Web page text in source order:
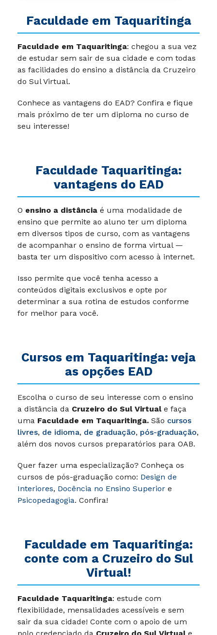
Faculdade em Taquaritinga
Faculdade em Taquaritinga: chegou a sua vez
de estudar sem sair de sua cidade e com todas
as facilidades do ensino a distância da Cruzeiro
do Sul Virtual.
Conhece as vantagens do EAD? Confira e fique
mais próximo de ter um diploma no curso de
seu interesse!
Faculdade Taquaritinga:
vantagens do EAD
O ensino a distância é uma modalidade de
ensino que permite ao aluno ter um diploma
em diversos tipos de curso, com as vantagens
de acompanhar o ensino de forma virtual —
basta ter um dispositivo com acesso à internet.
Isso permite que você tenha acesso a
conteúdos digitais exclusivos e opte por
determinar a sua rotina de estudos conforme
for melhor para você.
Cursos em Taquaritinga: veja
as opções EAD
Escolha o curso de seu interesse com o ensino
a distância da Cruzeiro do Sul Virtuale faça
uma Faculdade em Taquaritinga. São cursos
livres, de idioma, de graduação, pós-graduação,
além dos novos cursos preparatórios para OAB.
Quer fazer uma especialização? Conheça os
cursos de pós-graduação como: Design de
Interiores, Docência no Ensino Superior e
Psicopedagogia. Confira!
Faculdade em Taquaritinga:
conte com a Cruzeiro do Sul
Virtual!
Faculdade Taquaritinga: estude com
flexibilidade, mensalidades acessíveis e sem
sair da sua cidade! Conte com o apoio de um